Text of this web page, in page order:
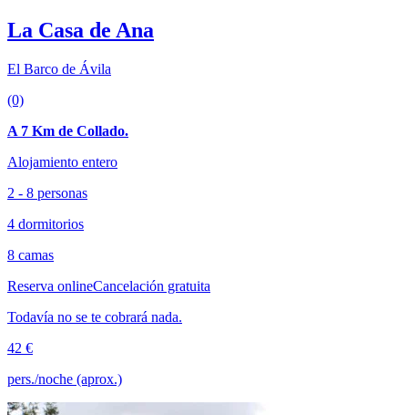
La Casa de Ana
El Barco de Ávila
(0)
A 7 Km de Collado.
Alojamiento entero
2 - 8 personas
4 dormitorios
8 camas
Reserva onlineCancelación gratuita
Todavía no se te cobrará nada.
42 €
pers./noche (aprox.)